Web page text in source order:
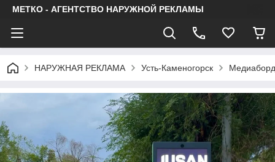
МЕТКО - АГЕНТСТВО НАРУЖНОЙ РЕКЛАМЫ
НАРУЖНАЯ РЕКЛАМА Усть-Каменогорск Медиаборд